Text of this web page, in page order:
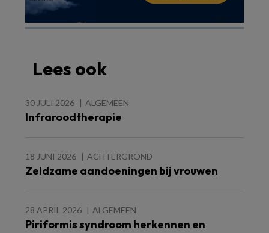
Lees ook
30 JULI 2026 ALGEMEEN
Infraroodtherapie
18 JUNI 2026 ACHTERGROND
Zeldzame aandoeningen bij vrouwen
28 APRIL 2026 ALGEMEEN
Piriformis syndroom herkennen en